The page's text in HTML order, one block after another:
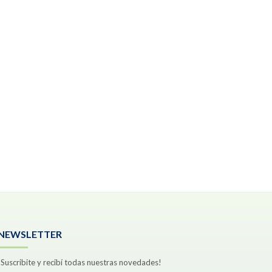
y recibí todas nuestras novedades!